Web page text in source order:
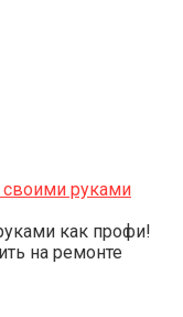
своими руками
как профи!
на ремонте